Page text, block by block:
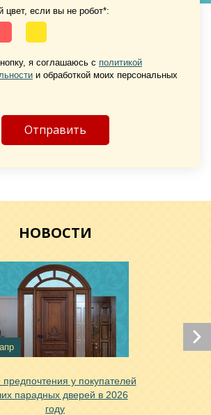
Хочу такую
Хочу такую
цвет, если вы не робот*:
я соглашаюсь с политикой
и обработкой моих персональных
НОВОСТИ
предпочтения у покупателей
парадных дверей в 2026
году